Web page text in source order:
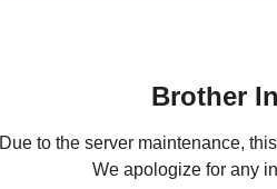
Brother
Due to the server maintenance,
We apologize for any